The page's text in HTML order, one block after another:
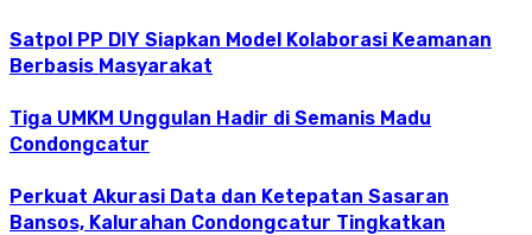
Satpol PP DIY Siapkan Model Kolaborasi Keamanan
Berbasis Masyarakat
Tiga UMKM Unggulan Hadir di Semanis Madu
Condongcatur
Perkuat Akurasi Data dan Ketepatan Sasaran
Bansos, Kalurahan Condongcatur Tingkatkan